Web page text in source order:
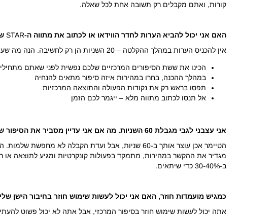
קורות, ואתם מקבלים רק תשובה אחת לכל שאלה.
האם אני יכול להביא הערות לחדר הווידאו או לכתוב את מתווה ה-STAR
אין להכניס הערות במהלך ההקלטה – 20 השניות הן רק לחשיבה. הנה מה שעובד במקום זאת:
הכינו את ששת הסיפורים המרכזיים שלכם נפשית לפני שאתם
במהלך ההכנה, בחרו במהירות איזה סיפור מתאים להנחיה
תפסו בראש רק את נקודות הפעולה והתוצאה המרכזיות
אל תנסו לכתוב מתווה מלא – ייגמר לכם הזמן
אני עצבני לגבי מגבלת 60 השניות. מה אם אני עדיין מסביר את הסיפור שלי והטיימר קוטע אותי?
הטיימר אכן עוצר אותך ב-60 שניות, אבל ועדת
מגדיר את ההקשר במהירות, מתמקד בפעולות קונקרטיות ומגיע לתוצאה
ב-30-40% כדי שיתאים.
כמגיש מועמדות חוזר, האם אני יכול לעשות שימוש חוזר בחיבור
אתה יכול לעשות שימוש חוזר בסיפור המרכזי, אבל אתה לא יכול פשוט